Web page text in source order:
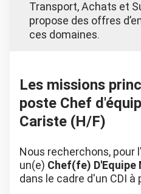
Transport, Achats et
propose des offres
ces domaines.
Les missions
poste Chef
Cariste (H/F)
Nous recherchons, pour
un(e) Chef(fe)
dans le cadre d'un CDI à